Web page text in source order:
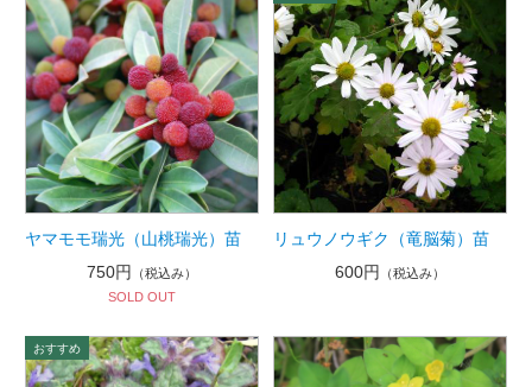
ヤマモモ瑞光（山桃瑞光）苗
750円
（税込み）
SOLD OUT
リュウノウギク（竜脳菊）苗
600円
（税込み）